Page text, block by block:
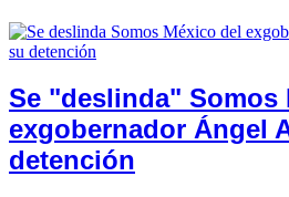
Se "deslinda" Somos
exgobernador Ángel
detención